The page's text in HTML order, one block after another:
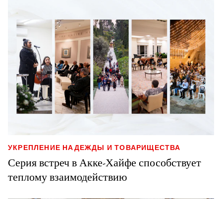
УКРЕПЛЕНИЕ НАДЕЖДЫ И ТОВАРИЩЕСТВА
Серия встреч в Акке-Хайфе способствует
теплому взаимодействию